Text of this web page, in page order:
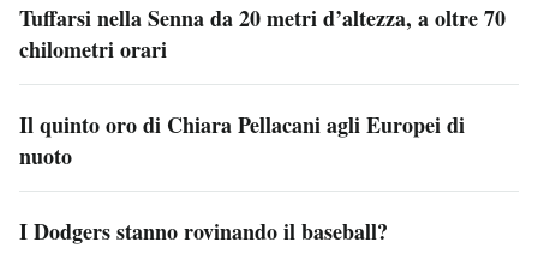
Tuffarsi nella Senna da 20 metri d’altezza, a oltre 70
chilometri orari
Il quinto oro di Chiara Pellacani agli Europei di
nuoto
I Dodgers stanno rovinando il baseball?